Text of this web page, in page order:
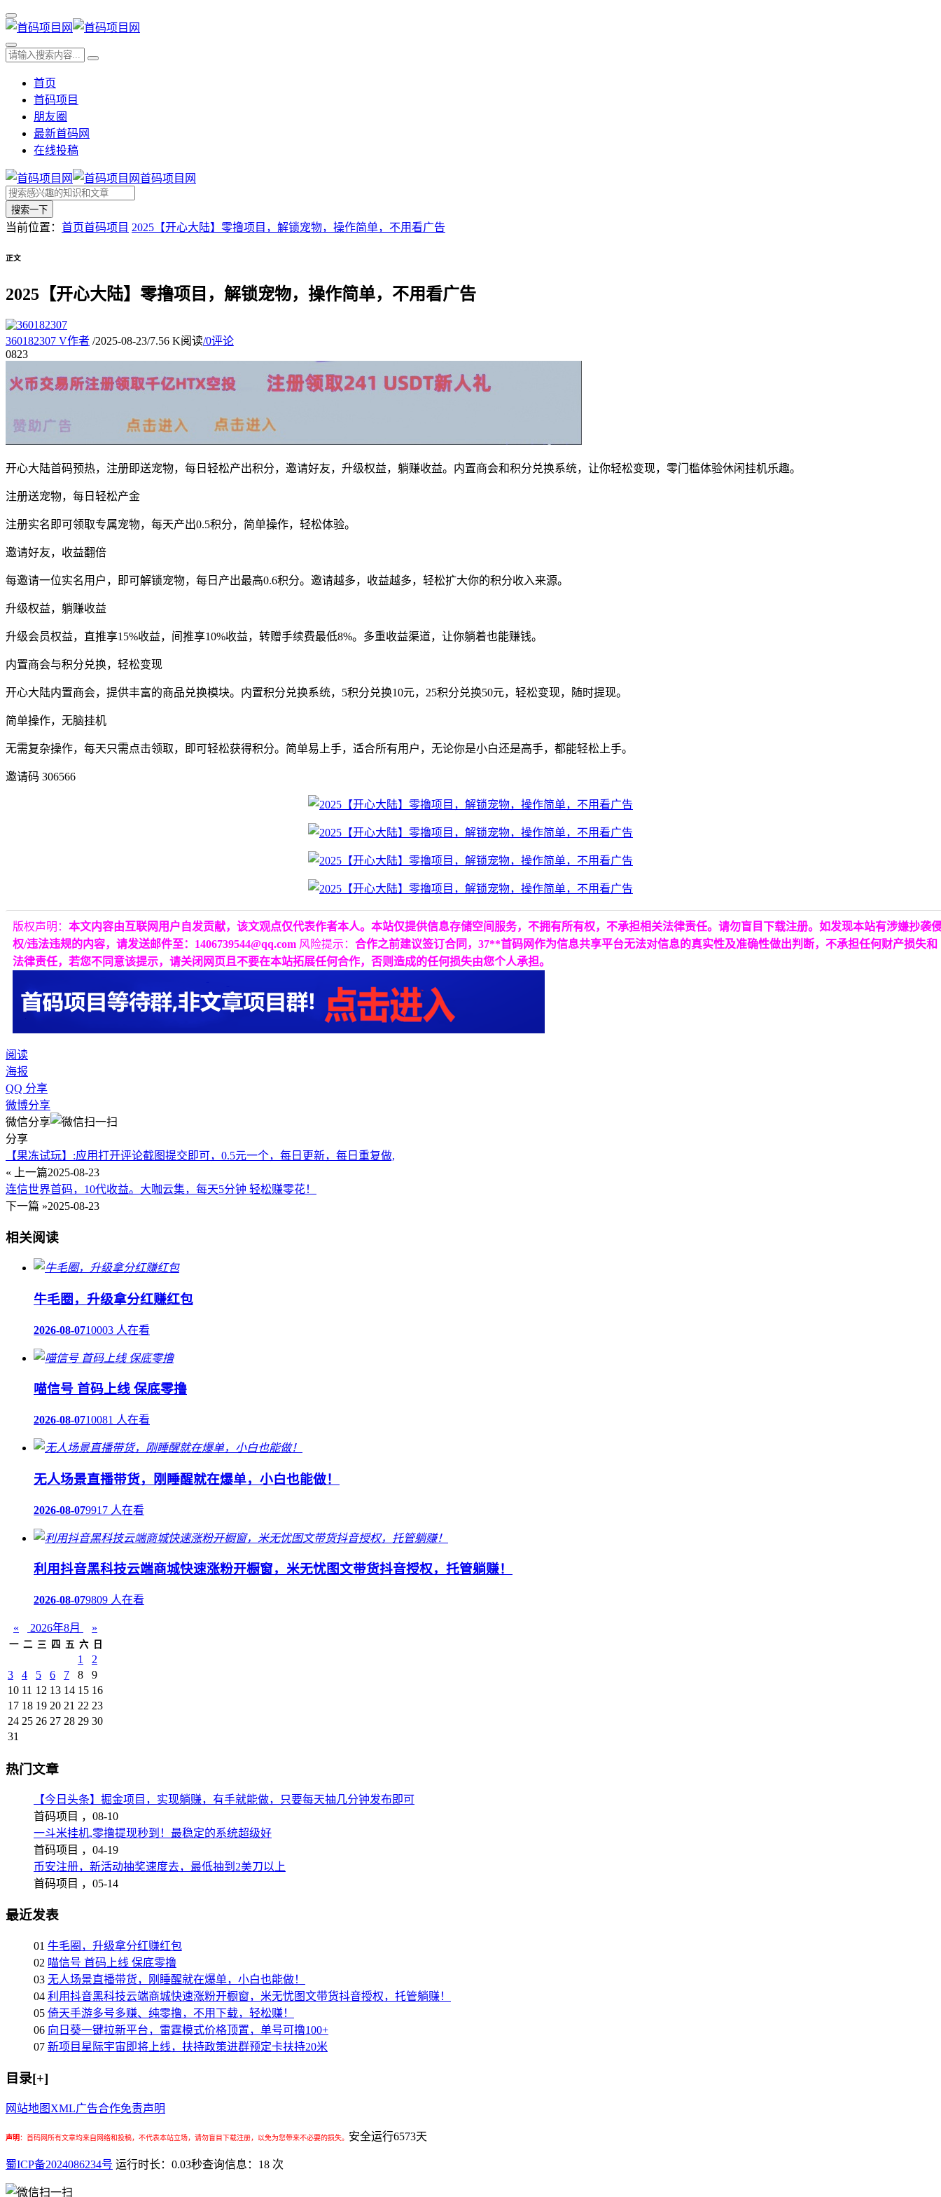
首页
首码项目
朋友圈
最新首码网
在线投稿
首码项目网
搜索一下
当前位置： 首页首码项目 2025【开心大陆】零撸项目，解锁宠物，操作简单，不用看广告
正文
2025【开心大陆】零撸项目，解锁宠物，操作简单，不用看广告
360182307 V作者 /2025-08-23/7.56 K阅读/0评论
0823
开心大陆首码预热，注册即送宠物，每日轻松产出积分，邀请好友，升级权益，躺赚收益。内置商会和积分兑换系统，让你轻松变现，零门槛体验休闲挂机乐趣。
注册送宠物，每日轻松产金
注册实名即可领取专属宠物，每天产出0.5积分，简单操作，轻松体验。
邀请好友，收益翻倍
每邀请一位实名用户，即可解锁宠物，每日产出最高0.6积分。邀请越多，收益越多，轻松扩大你的积分收入来源。
升级权益，躺赚收益
升级会员权益，直推享15%收益，间推享10%收益，转赠手续费最低8%。多重收益渠道，让你躺着也能赚钱。
内置商会与积分兑换，轻松变现
开心大陆内置商会，提供丰富的商品兑换模块。内置积分兑换系统，5积分兑换10元，25积分兑换50元，轻松变现，随时提现。
简单操作，无脑挂机
无需复杂操作，每天只需点击领取，即可轻松获得积分。简单易上手，适合所有用户，无论你是小白还是高手，都能轻松上手。
邀请码 306566
版权声明： 本文内容由互联网用户自发贡献，该文观点仅代表作者本人。本站仅提供信息存储空间服务，不拥有所有权，不承担相关法律责任。请勿盲目下载注册。如发现本站有涉嫌抄袭
权/违法违规的内容，请发送邮件至：1406739544@qq.com 风险提示： 合作之前建议签订合同，37**首码网作为信息共享平台无法对信息的真实性及准确性做出判断，不承担任何财产损失和
法律责任，若您不同意该提示，请关闭网页且不要在本站拓展任何合作，否则造成的任何损失由您个人承担。
阅读
海报
QQ 分享
微博分享
微信分享
分享
【果冻试玩】:应用打开评论截图提交即可，0.5元一个，每日更新，每日重复做,
« 上一篇2025-08-23
连信世界首码，10代收益。大咖云集，每天5分钟 轻松赚零花！
下一篇 »2025-08-23
相关阅读
牛毛圈，升级拿分红赚红包
2026-08-0710003 人在看
喵信号 首码上线 保底零撸
2026-08-0710081 人在看
无人场景直播带货，刚睡醒就在爆单，小白也能做！
2026-08-079917 人在看
利用抖音黑科技云端商城快速涨粉开橱窗，米无忧图文带货抖音授权，托管躺赚！
2026-08-079809 人在看
« 2026年8月 »
一 二 三 四 五 六 日
1
2
3
4 5 6 7 8
9
10 11 12 13 14 15 16
17 18 19 20 21 22 23
24 25 26 27 28 29 30
31
热门文章
【今日头条】掘金项目，实现躺赚，有手就能做，只要每天抽几分钟发布即可
首码项目 ， 08-10
一斗米挂机,零撸提现秒到！最稳定的系统超级好
首码项目 ， 04-19
币安注册，新活动抽奖速度去，最低抽到2美刀以上
首码项目 ， 05-14
最近发表
01 牛毛圈，升级拿分红赚红包
02 喵信号 首码上线 保底零撸
03 无人场景直播带货，刚睡醒就在爆单，小白也能做！
04 利用抖音黑科技云端商城快速涨粉开橱窗，米无忧图文带货抖音授权，托管躺赚！
05 倚天手游多号多赚、纯零撸，不用下载，轻松赚！
06 向日葵一键拉新平台，雷霆模式价格顶置，单号可撸100+
07 新项目星际宇宙即将上线，扶持政策进群预定卡扶持20米
目录[+]
网站地图 XML广告合作免责声明
声明： 首码网所有文章均来自网络和投稿，不代表本站立场，请勿盲目下载注册，以免为您带来不必要的损失。 安全运行6573天
蜀ICP备2024086234号 运行时长：0.03秒查询信息：18 次